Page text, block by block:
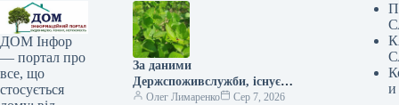
ДОМ Інфор
— портал про
все, що
стосується
За даними
Держспоживслужби, існує
небезпека поширення
Олег Лимаренко
Сер 7, 2026
и